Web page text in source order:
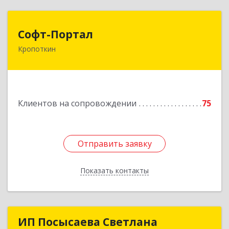
Софт-Портал
Кропоткин
Клиентов на сопровождении 75
Отправить заявку
Показать контакты
352395, Краснодарский край, Кавказский р-н,
Отправить заявку
Назад
ИП Посысаева Светлана
ИП Посысаева Светлана